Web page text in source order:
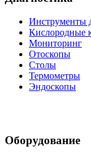
Инструменты
Кислородные
Мониторинг
Отоскопы
Столы
Термометры
Эндоскопы
Оборудование